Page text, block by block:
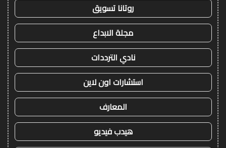
روتانا تسويق
مجلة الابداع
نادي الترددات
استشارات اون لاين
المعارف
هيدب فيديو